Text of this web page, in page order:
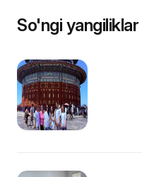
So'ngi yangiliklar